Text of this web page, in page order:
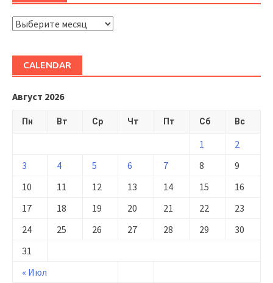
ARHIVĂ
CALENDAR
Август 2026
Пн Вт Ср Чт Пт Сб Вс
« Июл
1
2
3
4 5 6 7 8
9
10
11 12 13 14 15
16
17
18 19 20 21 22
23
24
25 26 27 28 29
30
31